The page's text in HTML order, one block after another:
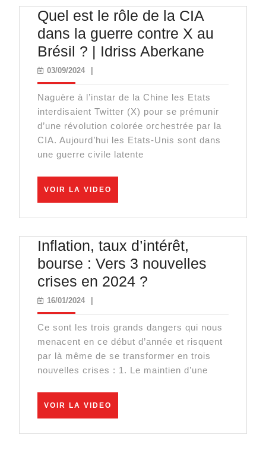
Quel est le rôle de la CIA
dans la guerre contre X au
Brésil ? | Idriss Aberkane
le
rôle
de
la
au
|
Idriss
03/09/202403/09/2024
Naguère à l’instar de la Chine les Etats
interdisaient Twitter (X) pour se prémunir
d’une révolution colorée orchestrée par la
CIA. Aujourd’hui les Etats-Unis sont dans
une guerre civile latente
VOIR LA VIDEO
Inflation, taux d’intérêt,
bourse : Vers 3 nouvelles
crises en 2024 ?
d’intérêt,
bourse
:
Vers
16/01/202416/01/2024
Ce sont les trois grands dangers qui nous
menacent en ce début d’année et risquent
par là même de se transformer en trois
nouvelles crises : 1. Le maintien d’une
VOIR LA VIDEO